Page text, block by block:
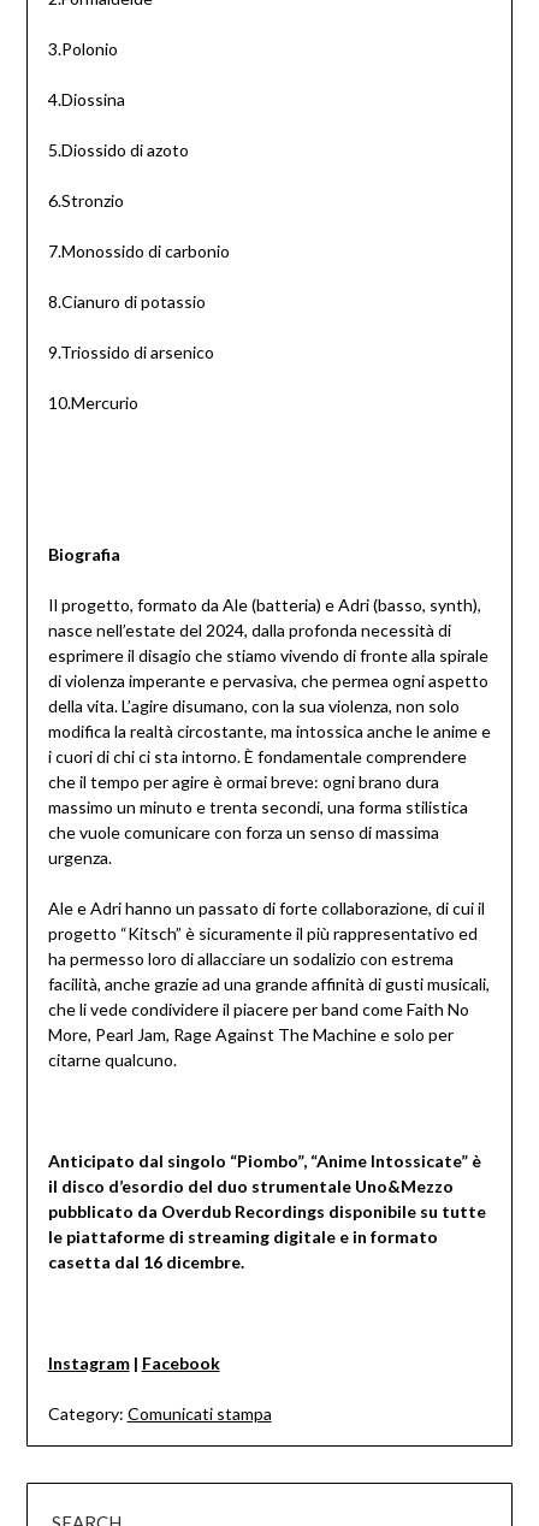
3.Polonio
4.Diossina
5.Diossido di azoto
6.Stronzio
7.Monossido di carbonio
8.Cianuro di potassio
9.Triossido di arsenico
10.Mercurio
Biografia
Il progetto, formato da Ale (batteria) e Adri (basso, synth),
nasce nell’estate del 2024, dalla profonda necessità di
esprimere il disagio che stiamo vivendo di fronte alla spirale
di violenza imperante e pervasiva, che permea ogni aspetto
della vita. L’agire disumano, con la sua violenza, non solo
modifica la realtà circostante, ma intossica anche le anime e
i cuori di chi ci sta intorno. È fondamentale comprendere
che il tempo per agire è ormai breve: ogni brano dura
massimo un minuto e trenta secondi, una forma stilistica
che vuole comunicare con forza un senso di massima
urgenza.
Ale e Adri hanno un passato di forte collaborazione, di cui il
progetto “Kitsch” è sicuramente il più rappresentativo ed
ha permesso loro di allacciare un sodalizio con estrema
facilità, anche grazie ad una grande affinità di gusti musicali,
che li vede condividere il piacere per band come Faith No
More, Pearl Jam, Rage Against The Machine e solo per
citarne qualcuno.
Anticipato dal singolo “Piombo”, “Anime Intossicate” è
il disco d’esordio del duo strumentale Uno&Mezzo
pubblicato da Overdub Recordings disponibile su tutte
le piattaforme di streaming digitale e in formato
casetta dal 16 dicembre.
Instagram| Facebook
Category: Comunicati stampa